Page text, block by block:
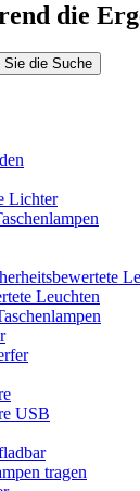
die
Sie die Suche
Lichter
Leuchten
USB
tragen